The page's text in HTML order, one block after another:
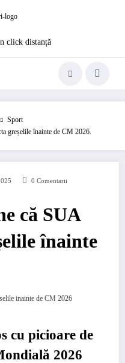
click distanță
Sport
greșelile înainte de CM 2026.
0 Comentarii
că SUA
înainte
cu picioare de
2026